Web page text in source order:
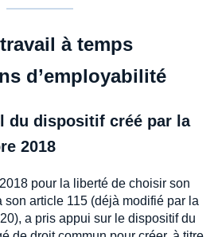
à temps
d’employabilité
du dispositif créé par la
2018
pour la liberté de choisir son
article 115 (déjà modifié par la
a pris appui sur le dispositif du